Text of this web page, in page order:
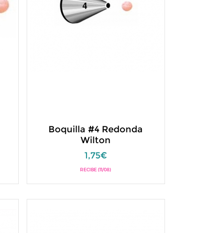
Boquilla #4 Redonda
Wilton
1,75€
RECIBE (11/08)